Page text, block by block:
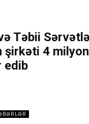
Təbii
şirkəti 4
edib